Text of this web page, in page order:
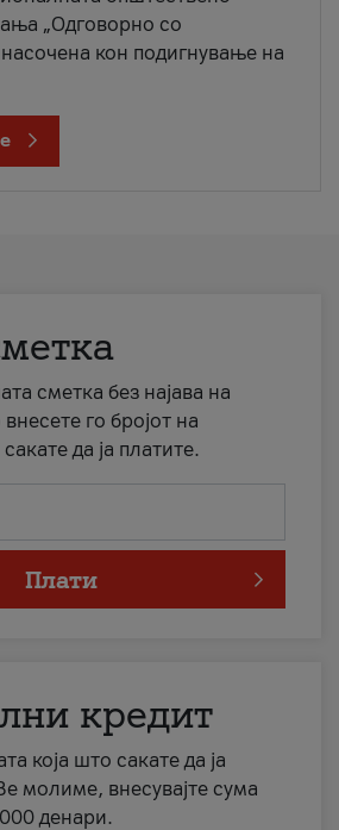
„Одговорно со
насочена кон подигнување на
сметка без најава на
го бројот на
да ја платите.
Плати
кредит
која што сакате да ја
молиме, внесувајте сума
денари.